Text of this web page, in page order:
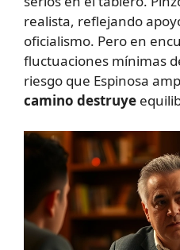
realista, reflejando
oficialismo. Pero en
fluctuaciones mínimas
riesgo que Espinosa
camino destruye